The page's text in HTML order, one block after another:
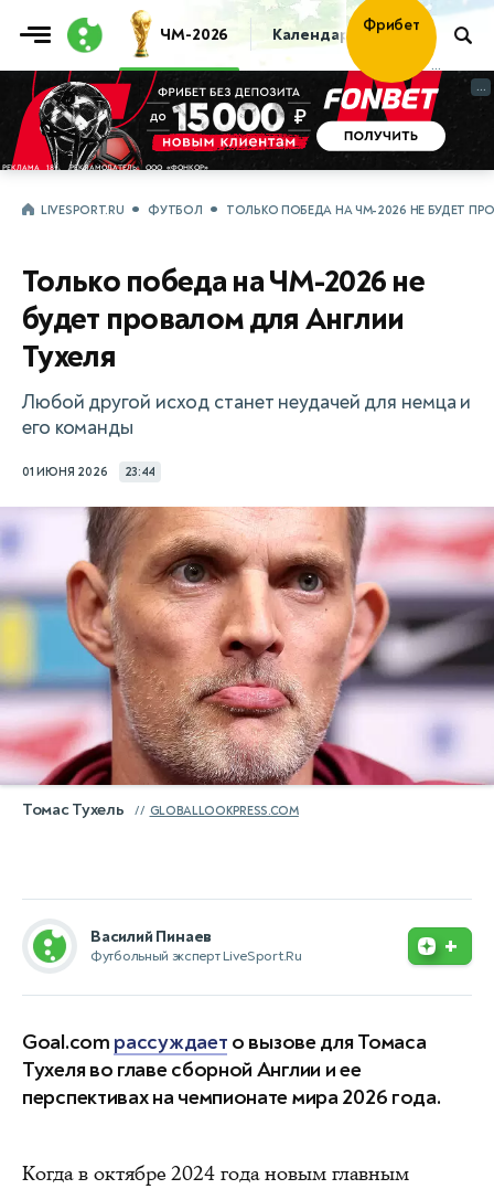
ЧМ-2026 Календарь Таблица
Фрибет
...
...
LIVESPORT.RU ФУТБОЛ ТОЛЬКО ПОБЕДА НА ЧМ-2026 НЕ БУДЕТ
Только победа на ЧМ-2026 не
будет провалом для Англии
Тухеля
Любой другой исход станет неудачей для немца и
его команды
01 ИЮНЯ 2026 23:44
Томас Тухель GLOBALLOOKPRESS.COM
Василий Пинаев
Футбольный эксперт LiveSport.Ru +
Goal.com рассуждает о вызове для Томаса
Тухеля во главе сборной Англии и ее
перспективах на чемпионате мира 2026 года.
Когда в октябре 2024 года новым главным